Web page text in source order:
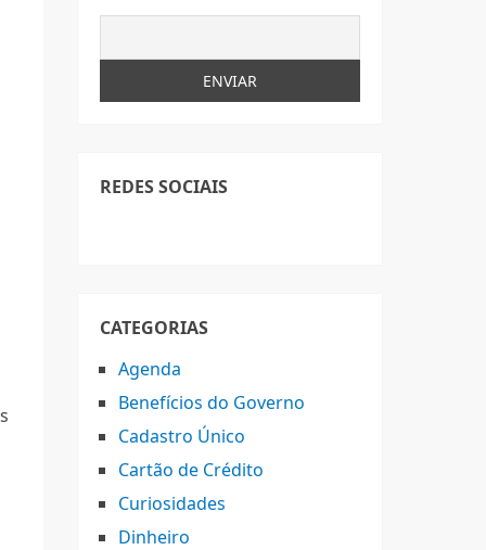
REDES SOCIAIS
CATEGORIAS
Agenda
Benefícios do Governo
Cadastro Único
Cartão de Crédito
Curiosidades
Dinheiro